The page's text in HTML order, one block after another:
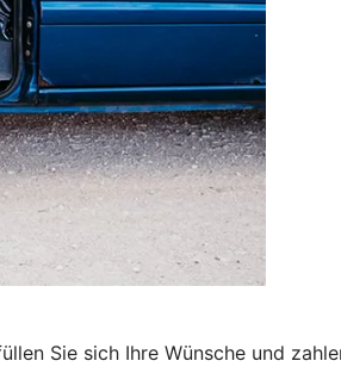
Sie sich Ihre Wünsche und